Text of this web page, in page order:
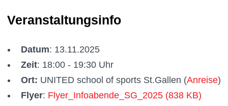
Veranstaltungsinfo
Datum: 13.11.2025
Zeit: 18:00 - 19:30 Uhr
Ort: UNITED school of sports St.Gallen (Anreise)
Flyer: Flyer_Infoabende_SG_2025 (838 KB)